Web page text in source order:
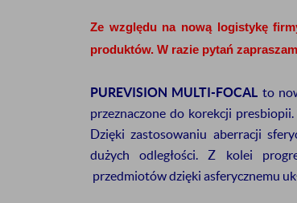
Ze względu na nową logistykę
produktów. W razie pytań
PUREVISION MULTI-FOCAL to
przeznaczone do korekcji
Dzięki zastosowaniu aberracji
dużych odległości. Z kolei
przedmiotów dzięki asferycznemu
i